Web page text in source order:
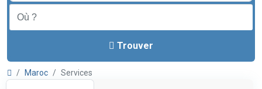
Trouver
Maroc Services